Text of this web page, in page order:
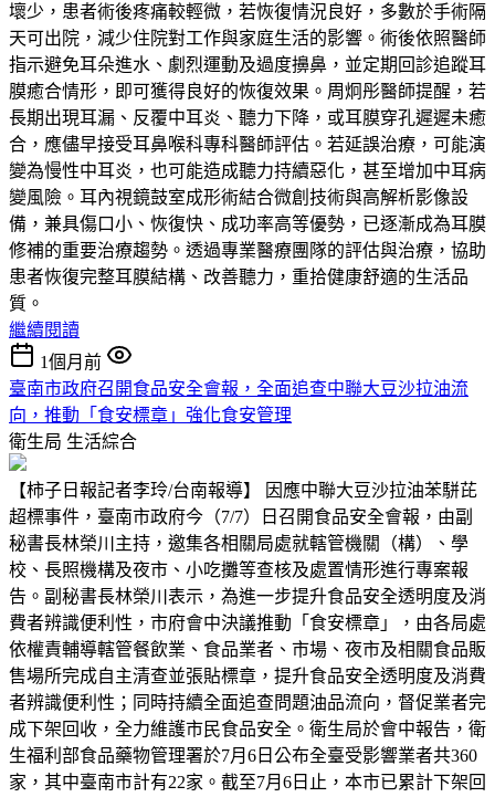
壞少，患者術後疼痛較輕微，若恢復情況良好，多數於手術隔
天可出院，減少住院對工作與家庭生活的影響。術後依照醫師
指示避免耳朵進水、劇烈運動及過度擤鼻，並定期回診追蹤耳
膜癒合情形，即可獲得良好的恢復效果。周炯彤醫師提醒，若
長期出現耳漏、反覆中耳炎、聽力下降，或耳膜穿孔遲遲未癒
合，應儘早接受耳鼻喉科專科醫師評估。若延誤治療，可能演
變為慢性中耳炎，也可能造成聽力持續惡化，甚至增加中耳病
變風險。耳內視鏡鼓室成形術結合微創技術與高解析影像設
備，兼具傷口小、恢復快、成功率高等優勢，已逐漸成為耳膜
修補的重要治療趨勢。透過專業醫療團隊的評估與治療，協助
患者恢復完整耳膜結構、改善聽力，重拾健康舒適的生活品
質。
繼續閱讀
1個月前
臺南市政府召開食品安全會報，全面追查中聯大豆沙拉油流
向，推動「食安標章」強化食安管理
衛生局 生活綜合
【柿子日報記者李玲/台南報導】 因應中聯大豆沙拉油苯駢芘
超標事件，臺南市政府今（7/7）日召開食品安全會報，由副
秘書長林榮川主持，邀集各相關局處就轄管機關（構）、學
校、長照機構及夜市、小吃攤等查核及處置情形進行專案報
告。副秘書長林榮川表示，為進一步提升食品安全透明度及消
費者辨識便利性，市府會中決議推動「食安標章」，由各局處
依權責輔導轄管餐飲業、食品業者、市場、夜市及相關食品販
售場所完成自主清查並張貼標章，提升食品安全透明度及消費
者辨識便利性；同時持續全面追查問題油品流向，督促業者完
成下架回收，全力維護市民食品安全。衛生局於會中報告，衛
生福利部食品藥物管理署於7月6日公布全臺受影響業者共360
家，其中臺南市計有22家。截至7月6日止，本市已累計下架回